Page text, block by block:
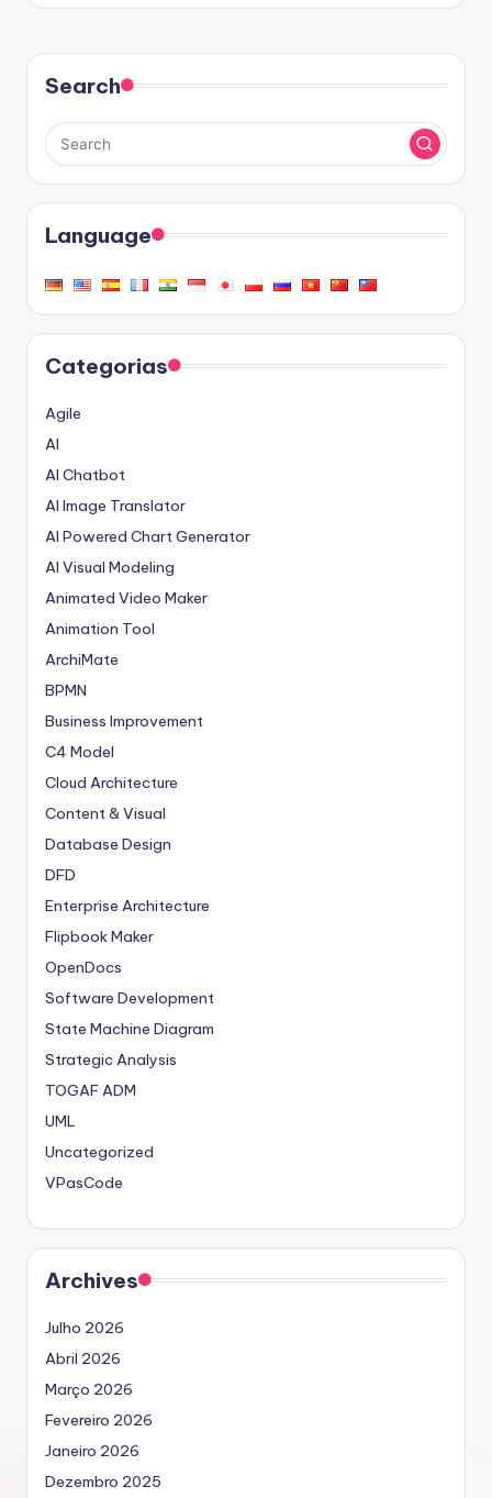
Search
Language
Categorias
Agile
AI
AI Chatbot
AI Image Translator
AI Powered Chart Generator
AI Visual Modeling
Animated Video Maker
Animation Tool
ArchiMate
BPMN
Business Improvement
C4 Model
Cloud Architecture
Content & Visual
Database Design
DFD
Enterprise Architecture
Flipbook Maker
OpenDocs
Software Development
State Machine Diagram
Strategic Analysis
TOGAF ADM
UML
Uncategorized
VPasCode
Archives
Julho 2026
Abril 2026
Março 2026
Fevereiro 2026
Janeiro 2026
Dezembro 2025